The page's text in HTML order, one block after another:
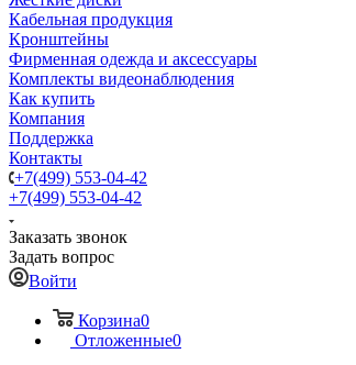
Кабельная продукция
Кронштейны
Фирменная одежда и аксессуары
Комплекты видеонаблюдения
Как купить
Компания
Поддержка
Контакты
+7(499) 553-04-42
+7(499) 553-04-42
Заказать звонок
Задать вопрос
Войти
Корзина0
Отложенные0